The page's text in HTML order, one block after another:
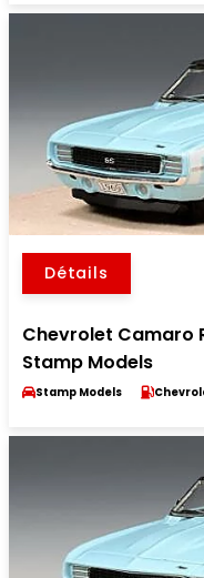
Détails
Chevrolet Camaro
Stamp Models
Stamp Models